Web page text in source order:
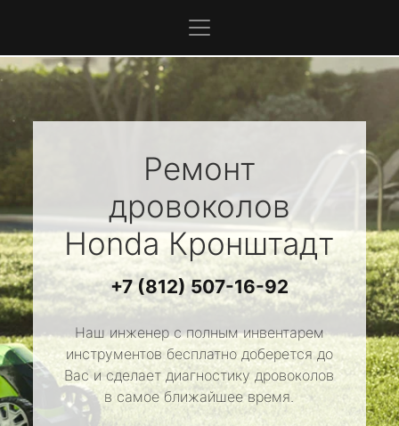
Ремонт
дровоколов
HondaКронштадт
+7 (812) 507-16-92
Наш инженер с полным инвентарем
инструментов бесплатно доберется до
Вас и сделает диагностику дровоколов
в самое ближайшее время.